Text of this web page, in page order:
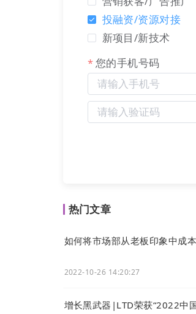
中国互联网都是中心化的
销师”的职业技能培训，往往
近一二十年来，我们学到
投融资/资源对接
新项目/新技术
您的手机号码
热门文章
如何将市场部从老板印象中成
2022-10-26 14:20:27
增长黑武器|LTD荣获“2022中